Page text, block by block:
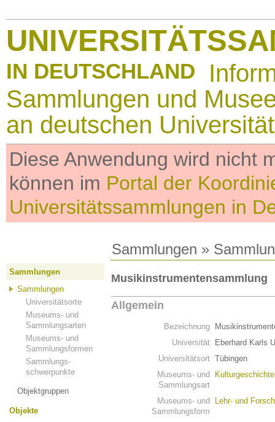
IN DEUTSCHLAND
Sammlungen und
an deutschen
Diese Anwendung wird nicht
können im Portal der
Universitätssammlungen in
Sammlungen »
Sammlungen
Sammlungen
Universitätsorte
Museums- und
Sammlungsarten
Museums- und
Sammlungsformen
Sammlungs-
schwerpunkte
Objektgruppen
Objekte
Musikinstrumentensammlung
Allgemein
Bezeichnung
Universität
Eberhard Karls
Universitätsort Tübingen
Museums- und
Sammlungsart
Museums- und
Sammlungsform
Lehr- und